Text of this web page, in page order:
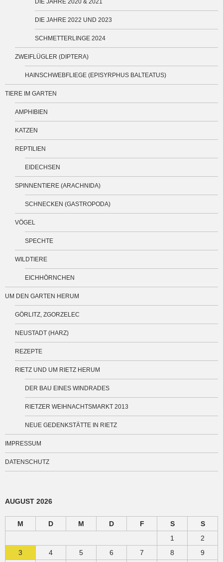
DIE JAHRE 2022 UND 2023
SCHMETTERLINGE 2024
ZWEIFLÜGLER (DIPTERA)
HAINSCHWEBFLIEGE (EPISYRPHUS BALTEATUS)
TIERE IM GARTEN
AMPHIBIEN
KATZEN
REPTILIEN
EIDECHSEN
SPINNENTIERE (ARACHNIDA)
SCHNECKEN (GASTROPODA)
VÖGEL
SPECHTE
WILDTIERE
EICHHÖRNCHEN
UM DEN GARTEN HERUM
GÖRLITZ, ZGORZELEC
NEUSTADT (HARZ)
REZEPTE
RIETZ UND UM RIETZ HERUM
DER BAU EINES WINDRADES
RIETZER WEIHNACHTSMARKT 2013
NEUE GEDENKSTÄTTE IN RIETZ
IMPRESSUM
DATENSCHUTZ
AUGUST 2026
M D M D F S
S
1
2
3
4 5 6 7 8
9